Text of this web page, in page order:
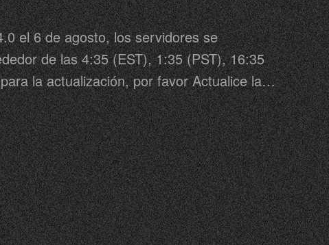
el 6 de agosto, los servidores se
de las 4:35 (EST), 1:35 (PST), 16:35
la actualización, por favor Actualice la
la actualización. La actualización puede
del cronograma propuesto, por
de desplazamiento en el juego como
continuación para más detalles.